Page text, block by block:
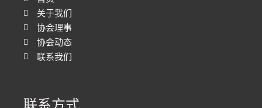
关于我们
协会理事
协会动态
联系我们